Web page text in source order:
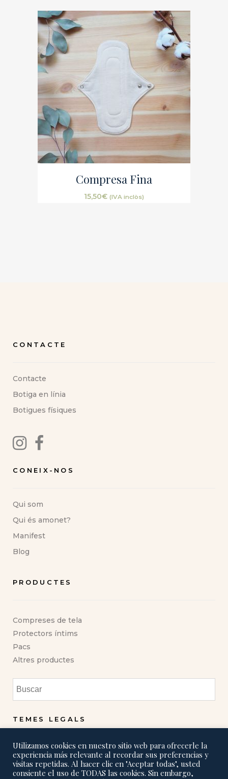
Compresa Fina
15,50€ (IVA inclòs)
CONTACTE
Contacte
Botiga en línia
Botigues físiques
CONEIX-NOS
Qui som
Qui és amonet?
Manifest
Blog
PRODUCTES
Compreses de tela
Protectors íntims
Pacs
Altres productes
TEMES LEGALS
Política de privadesa
Política de cookies
Utilizamos cookies en nuestro sitio web para ofrecerle la
experiencia más relevante al recordar sus preferencias y
visitas repetidas. Al hacer clic en "Aceptar todas", usted
consiente el uso de TODAS las cookies. Sin embargo,